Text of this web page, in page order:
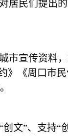
居民们提出
市宣传资料
》《周口市
文”、支持“